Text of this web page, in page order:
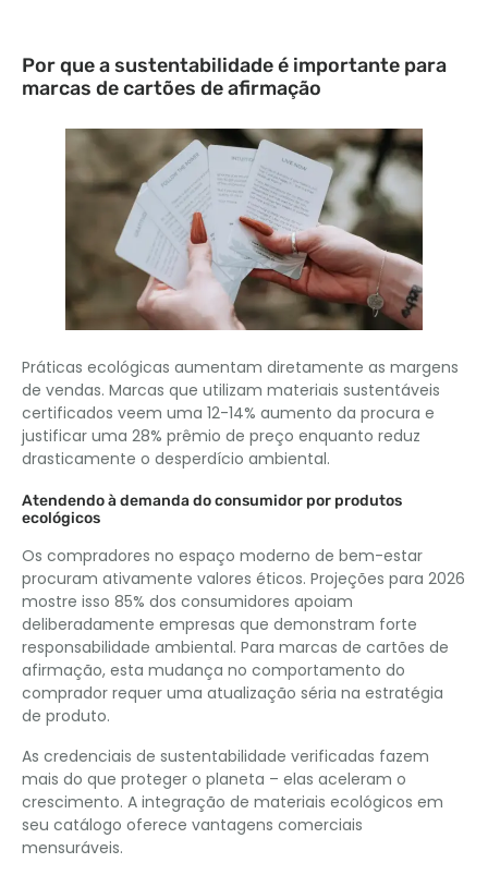
Por que a sustentabilidade é importante para
marcas de cartões de afirmação
Práticas ecológicas aumentam diretamente as margens
de vendas. Marcas que utilizam materiais sustentáveis ​​
certificados veem uma 12-14% aumento da procura e
justificar uma 28% prêmio de preço enquanto reduz
drasticamente o desperdício ambiental.
Atendendo à demanda do consumidor por produtos
ecológicos
Os compradores no espaço moderno de bem-estar
procuram ativamente valores éticos. Projeções para 2026
mostre isso 85% dos consumidores apoiam
deliberadamente empresas que demonstram forte
responsabilidade ambiental. Para marcas de cartões de
afirmação, esta mudança no comportamento do
comprador requer uma atualização séria na estratégia
de produto.
As credenciais de sustentabilidade verificadas fazem
mais do que proteger o planeta – elas aceleram o
crescimento. A integração de materiais ecológicos em
seu catálogo oferece vantagens comerciais
mensuráveis.